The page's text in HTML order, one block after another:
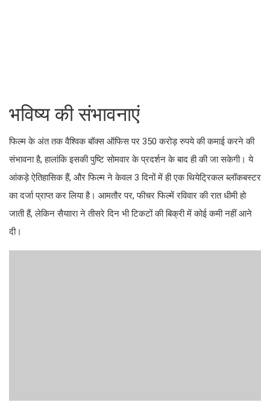
भविष्य की संभावनाएं
फिल्म के अंत तक वैश्विक बॉक्स ऑफिस पर 350 करोड़ रुपये की कमाई करने की
संभावना है, हालांकि इसकी पुष्टि सोमवार के प्रदर्शन के बाद ही की जा सकेगी। ये
आंकड़े ऐतिहासिक हैं, और फिल्म ने केवल 3 दिनों में ही एक थियेट्रिकल ब्लॉकबस्टर
का दर्जा प्राप्त कर लिया है। आमतौर पर, फीचर फिल्में रविवार की रात धीमी हो
जाती हैं, लेकिन सैयाारा ने तीसरे दिन भी टिकटों की बिक्री में कोई कमी नहीं आने
दी।